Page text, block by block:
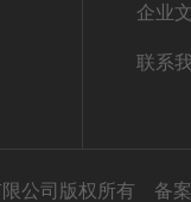
企业
联系
限公司版权所有 备